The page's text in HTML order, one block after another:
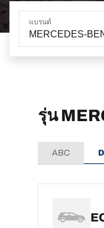
แบรนด์
MERCEDES-
รุ่น
ABC